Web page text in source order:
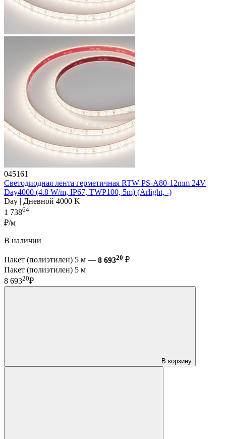
045161
Светодиодная лента герметичная RTW-PS-A80-12mm 24V
Day4000 (4.8 W/m, IP67, TWP100, 5m) (Arlight, -)
Day | Дневной 4000 K
1 73864
₽/м
В наличии
Пакет (полиэтилен) 5 м — 8 69320 ₽
Пакет (полиэтилен) 5 м
8 69320₽
В корзину